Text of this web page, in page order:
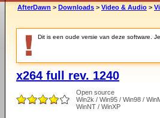
AfterDawn > Downloads > Video & Audio >
Dit is een oude versie van deze software.
x264 full rev. 1240
Open source
Win2k / Win95 / Win98 /
WinNT / WinXP